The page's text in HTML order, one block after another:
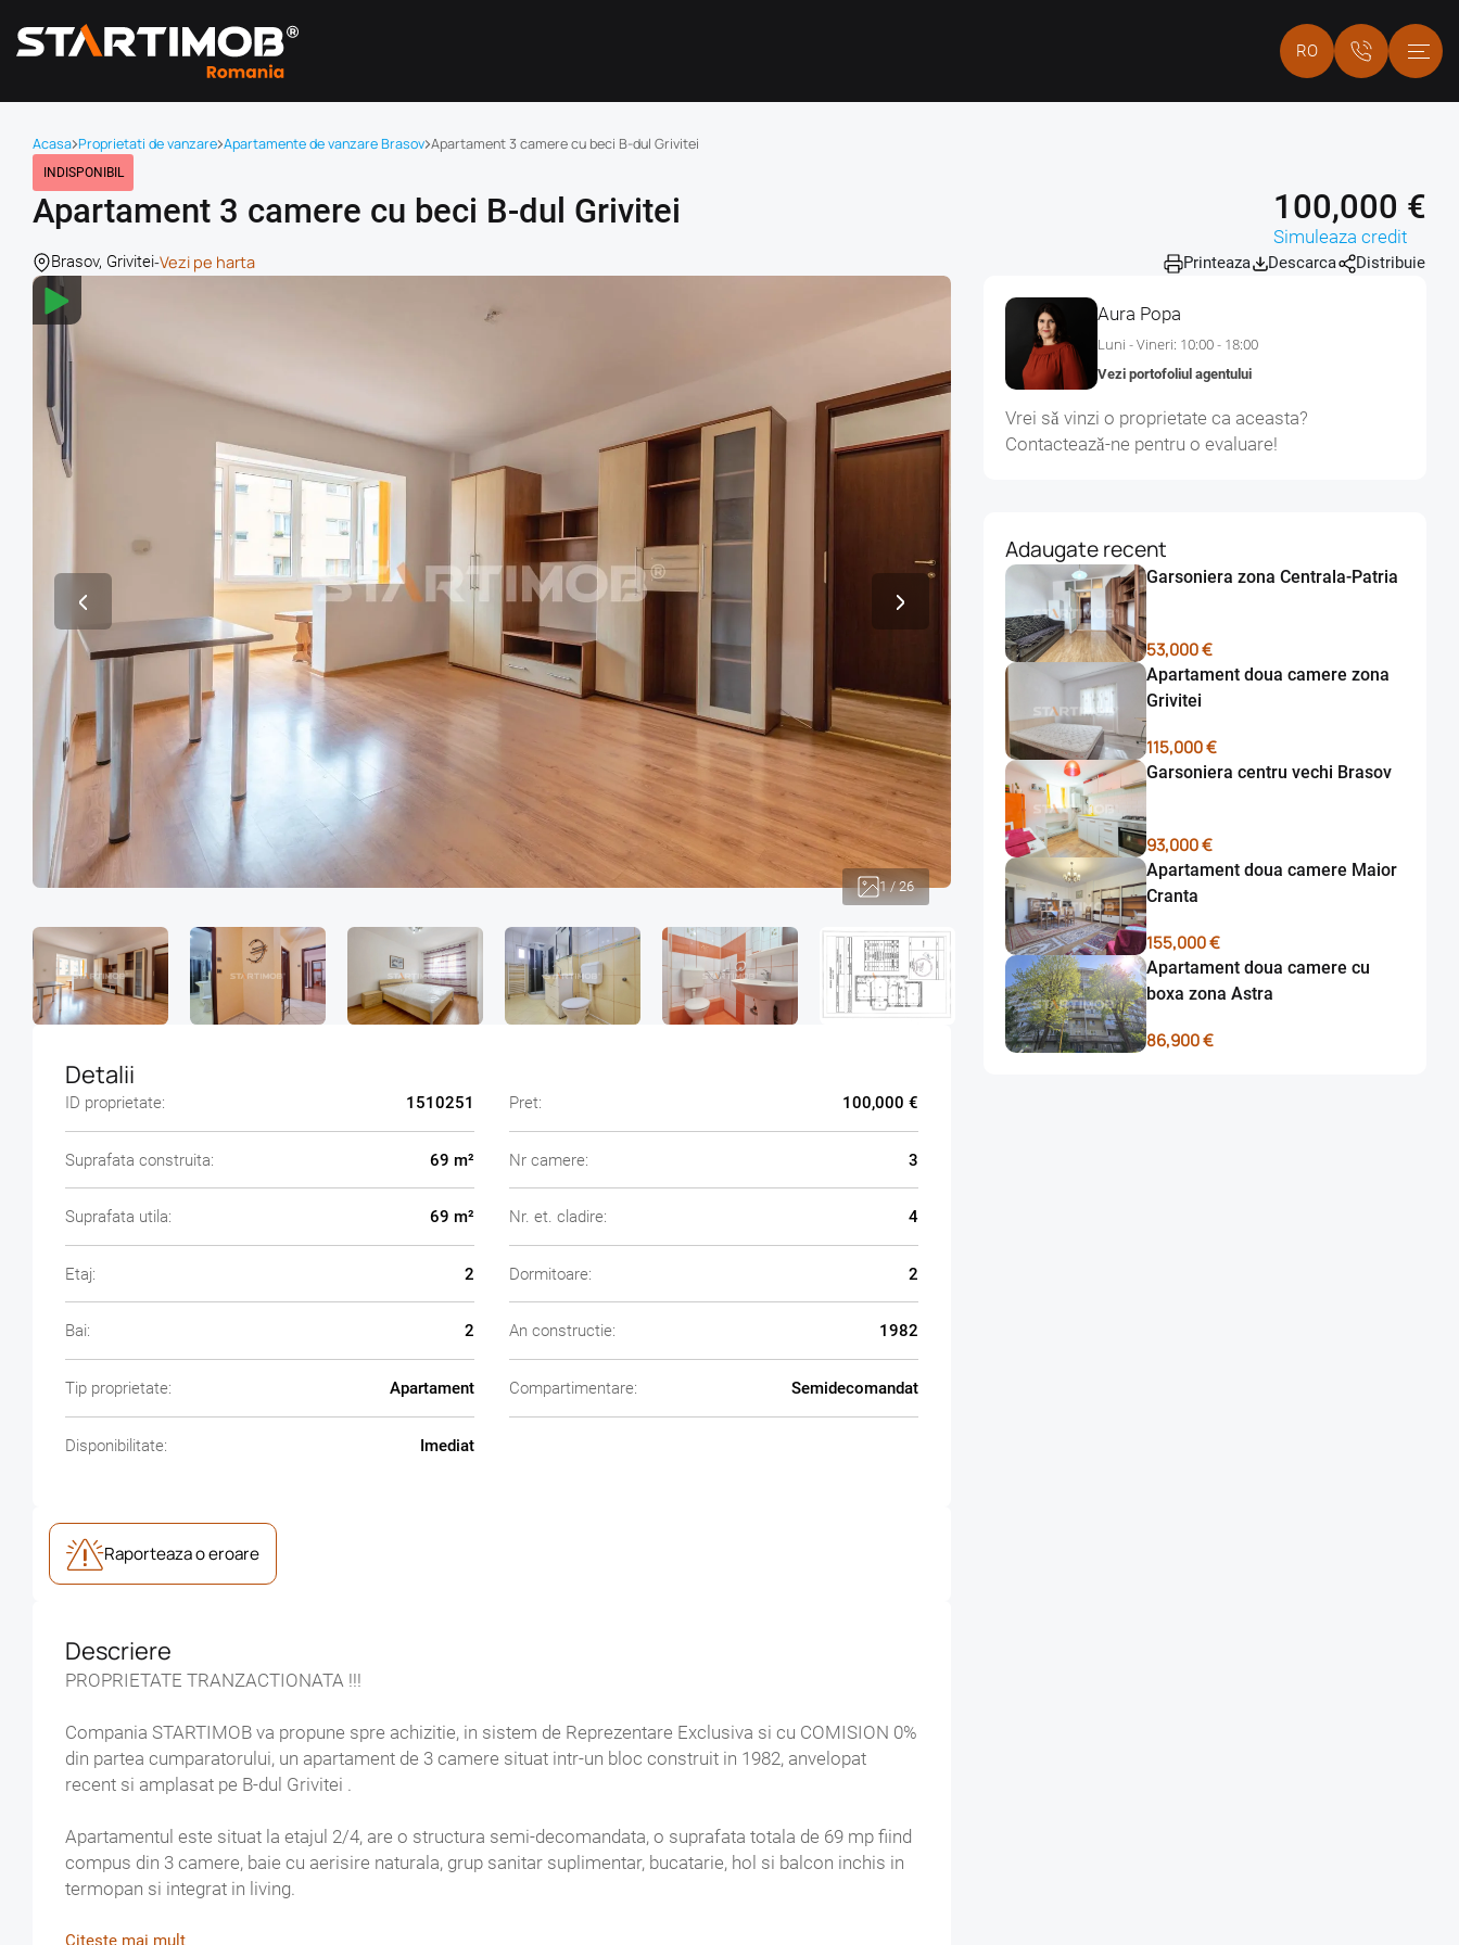
RO
Acasa Proprietati de vanzare Apartamente de vanzare Brasov Apartament 3 camere cu beci B-dul Grivitei
INDISPONIBIL
Apartament 3 camere cu beci B-dul Grivitei 100,000 €
Simuleaza credit
Brasov, Grivitei-Vezi pe harta Printeaza Descarca Distribuie
1/26
Detalii
ID proprietate: 1510251 Pret: 100,000 €
Suprafata construita: 69 m² Nr camere: 3
Suprafata utila: 69 m² Nr. et. cladire: 4
Etaj: 2 Dormitoare: 2
Bai: 2 An constructie: 1982
Tip proprietate: Apartament Compartimentare: Semidecomandat
Disponibilitate: Imediat
Raporteaza o eroare
Descriere
PROPRIETATE TRANZACTIONATA !!!
Compania STARTIMOB va propune spre achizitie, in sistem de Reprezentare Exclusiva si cu COMISION 0%
din partea cumparatorului, un apartament de 3 camere situat intr-un bloc construit in 1982, anvelopat
recent si amplasat pe B-dul Grivitei .
Apartamentul este situat la etajul 2/4, are o structura semi-decomandata, o suprafata totala de 69 mp fiind
compus din 3 camere, baie cu aerisire naturala, grup sanitar suplimentar, bucatarie, hol si balcon inchis in
termopan si integrat in living.
Citeste mai mult
Aura Popa
Luni - Vineri: 10:00 - 18:00
Vezi portofoliul agentului
Vrei sǎ vinzi o proprietate ca aceasta?
Contacteazǎ-ne pentru o evaluare!
Adaugate recent
Garsoniera zona Centrala-Patria
53,000 €
Apartament doua camere zona
Grivitei
115,000 €
Garsoniera centru vechi Brasov
93,000 €
Apartament doua camere Maior
Cranta
155,000 €
Apartament doua camere cu
boxa zona Astra
86,900 €